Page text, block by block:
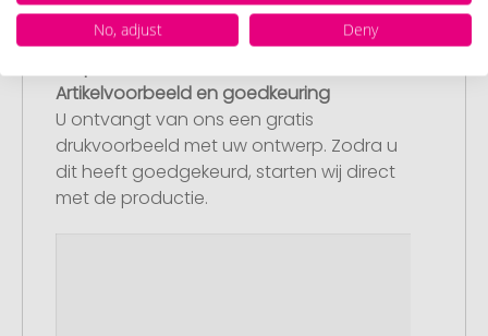
Artikelvoorbeeld en goedkeuring
U ontvangt van ons een gratis
drukvoorbeeld met uw ontwerp. Zodra u
dit heeft goedgekeurd, starten wij direct
met de productie.
No, adjust
Deny